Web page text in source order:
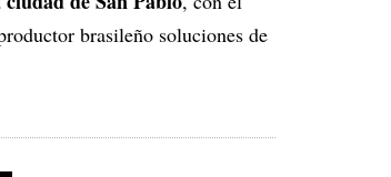
brasileño soluciones de